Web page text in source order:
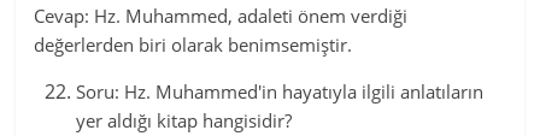
Cevap: Hz. Muhammed, adaleti önem verdiği
değerlerden biri olarak benimsemiştir.
Soru: Hz. Muhammed'in hayatıyla ilgili anlatıların
yer aldığı kitap hangisidir?